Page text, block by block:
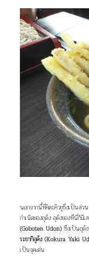
นอกจากนี้ที่คิตะคิวชูซึ่งเป็นส่ว
กำเนิดของอุด้ง อุด้งของที่นี่ก็มี
(Goboten Udon)ซึ่งเป็นอุด้ง
ระยากิอุด้ง (Kokura Yaki
เป็นจุดเด่น